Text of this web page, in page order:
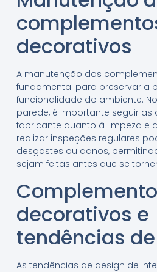
decorativos
A manutenção dos
fundamental para preservar a
funcionalidade do ambiente.
parede, é importante seguir as
fabricante quanto à limpeza e
realizar inspeções regulares
desgastes ou danos,
sejam feitas antes que se
decorativos e
tendências
As tendências de design de